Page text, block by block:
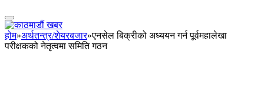
होम»अर्थतन्त्र/शेयरबजार»एनसेल बिक्रीको अध्ययन गर्न पूर्वमहालेखा
परीक्षकको नेतृत्वमा समिति गठन